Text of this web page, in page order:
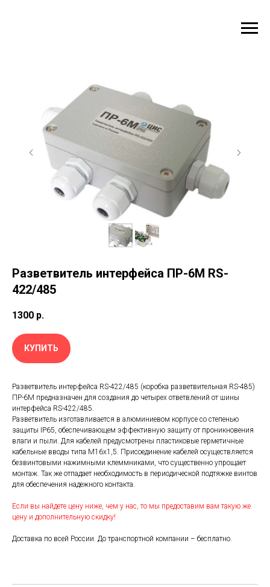
Разветвитель интерфейса ПР-6М RS-
422/485
1300 р.
КУПИТЬ
Разветвитель интерфейса RS-422/485 (коробка разветвительная RS-485)
ПР-6М предназначен для создания до четырех ответвлений от шины
интерфейса RS-422/485.
Разветвитель изготавливается в алюминиевом корпусе со степенью
защиты IP65, обеспечивающем эффективную защиту от проникновения
влаги и пыли. Для кабелей предусмотрены пластиковые герметичные
кабельные вводы типа M16x1,5. Присоединение кабелей осуществляется
безвинтовыми нажимными клеммниками, что существенно упрощает
монтаж. Так же отпадает необходимость в периодической подтяжке винтов
для обеспечения надежного контакта.
Если вы найдете цену ниже, чем у нас, то мы предоставим вам такую же
цену и дополнительную скидку!
Доставка по всей России. До транспортной компании – бесплатно.